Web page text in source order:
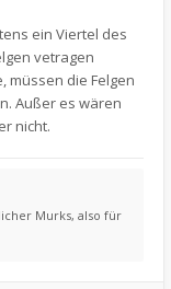
ein Viertel des
vetragen
müssen die Felgen
Außer es wären
nicht.
Murks, also für